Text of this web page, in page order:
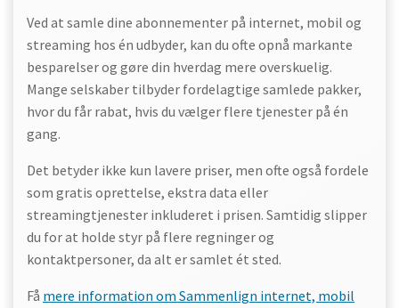
Ved at samle dine abonnementer på internet, mobil og
streaming hos én udbyder, kan du ofte opnå markante
besparelser og gøre din hverdag mere overskuelig.
Mange selskaber tilbyder fordelagtige samlede pakker,
hvor du får rabat, hvis du vælger flere tjenester på én
gang.
Det betyder ikke kun lavere priser, men ofte også fordele
som gratis oprettelse, ekstra data eller
streamingtjenester inkluderet i prisen. Samtidig slipper
du for at holde styr på flere regninger og
kontaktpersoner, da alt er samlet ét sted.
Få mere information om Sammenlign internet, mobil